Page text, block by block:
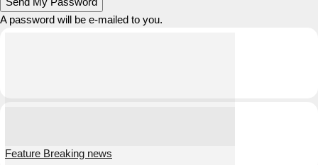
A password will be e-mailed to you.
Feature Breaking news